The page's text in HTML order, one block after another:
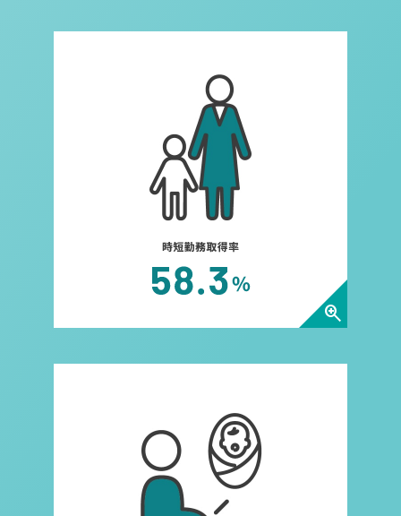
時短勤務取得率についてダイ
zoom_in
育児休暇取得復帰率について